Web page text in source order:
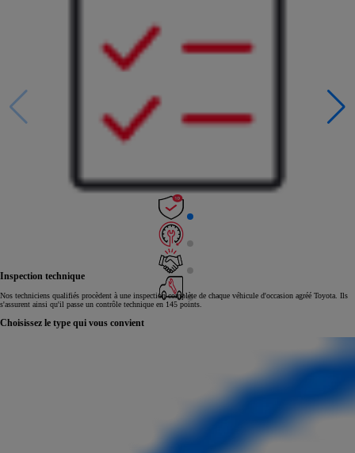
Inspection technique
Nos techniciens qualifiés procèdent à une inspection complète de chaque véhicule d'occasion agréé Toyota. Ils
s'assurent ainsi qu'il passe un contrôle technique en 145 points.
Choisissez le type qui vous convient